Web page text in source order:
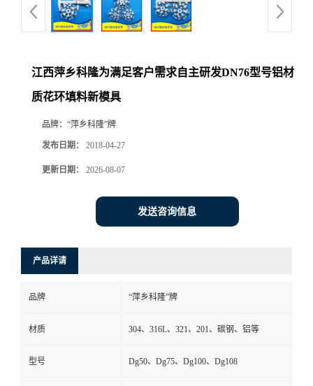
品
展
厅
联
江西萍乡科隆为满足客户需求自主研发DN76型号铝材
质花环填料新模具
品牌： “萍乡科隆”牌
发布日期： 2018-04-27
更新日期： 2026-08-07
发送咨询信息
产品详请
品牌 “萍乡科隆”牌
材质 304、316L、321、201、碳钢、铝等
型号 Dg50、Dg75、Dg100、Dg108